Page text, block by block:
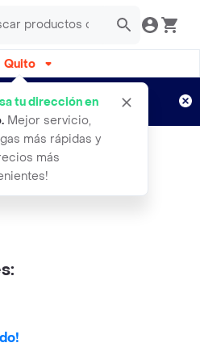
Quito
tu dirección en
. Mejor servicio,
más rápidas y
más
por semanas
Aplican TyC
Premium